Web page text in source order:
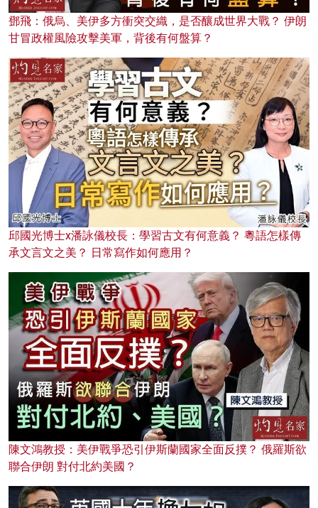
鄧飛：俄烏、美伊多方衝突交織，是否釀成世界大戰？ 伊朗
甘冒政權風險攻擊美軍，背後有何盤算？
邱國光博士x潘詠儀校長：學習古文有何意義？ 粵語怎樣傳
承文言文之美？ 日常寫作如何應用？
陳文鴻教授：美伊戰爭恐引伊斯蘭國家全面反撲？ 俄羅斯欲
聯合伊朗 對付北約美國？